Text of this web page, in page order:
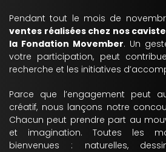
Pendant tout le mois de
ventes réalisées chez nos
la Fondation Movember. Un
votre participation, peut
recherche et les initiatives
Parce que l’engagement peut
créatif, nous lançons notre
Chacun peut prendre part au
et imagination. Toutes les
bienvenues : naturelles,